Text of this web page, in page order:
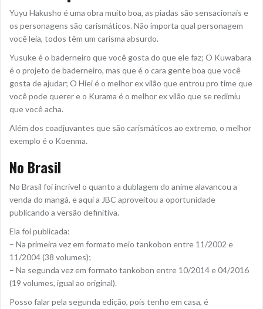
Yuyu Hakusho é uma obra muito boa, as piadas são sensacionais e
os personagens são carismáticos. Não importa qual personagem
você leia, todos têm um carisma absurdo.
Yusuke é o baderneiro que você gosta do que ele faz; O Kuwabara
é o projeto de baderneiro, mas que é o cara gente boa que você
gosta de ajudar; O Hiei é o melhor ex vilão que entrou pro time que
você pode querer e o Kurama é o melhor ex vilão que se redimiu
que você acha.
Além dos coadjuvantes que são carismáticos ao extremo, o melhor
exemplo é o Koenma.
No Brasil
No Brasil foi incrível o quanto a dublagem do anime alavancou a
venda do mangá, e aqui a JBC aproveitou a oportunidade
publicando a versão definitiva.
Ela foi publicada:
– Na primeira vez em formato meio tankobon entre 11/2002 e
11/2004 (38 volumes);
– Na segunda vez em formato tankobon entre 10/2014 e 04/2016
(19 volumes, igual ao original).
Posso falar pela segunda edição, pois tenho em casa, é